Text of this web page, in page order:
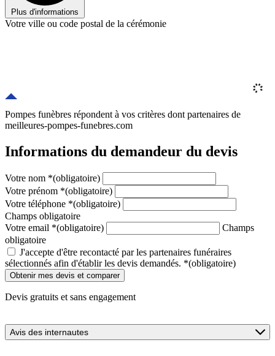
Plus d'informations
Votre ville ou code postal de la cérémonie
Pompes funèbres répondent à vos critères dont partenaires de
meilleures-pompes-funebres.com
Informations du demandeur du devis
Votre nom *(obligatoire)
Votre prénom *(obligatoire)
Votre téléphone *(obligatoire)
Champs obligatoire
Votre email *(obligatoire)
Champs
obligatoire
J'accepte d'être recontacté par les partenaires funéraires
sélectionnés afin d'établir les devis demandés. *(obligatoire)
Devis gratuits et sans engagement
Avis des internautes